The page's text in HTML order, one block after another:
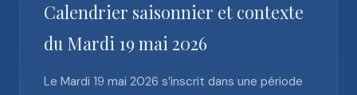
Calendrier saisonnier et contexte
du Mardi 19 mai 2026
Le Mardi 19 mai 2026 s’inscrit dans une période